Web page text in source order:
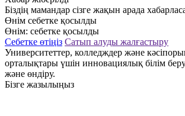
Біздің мамандар сізге жақын арада
Өнім себетке қосылды
Өнім: себетке қосылды
Себетке өтіңіз Сатып алуды жалғастыру
Университеттер, колледждер және
орталықтары үшін инновациялық білім беру
және өндіру.
Бізге жазылыңыз